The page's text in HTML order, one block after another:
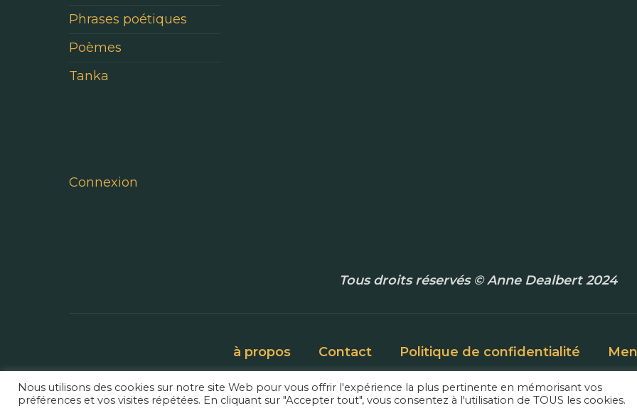
Phrases poétiques
Poèmes
Tanka
Connexion
Tous droits réservés © Anne Dealbert 2024
à propos Contact Politique de confidentialité
Nous utilisons des cookies sur notre site Web pour vous offrir l'expérience la plus pertinente en mémorisant vos
préférences et vos visites répétées. En cliquant sur "Accepter tout", vous consentez à l'utilisation de TOUS les cookies.